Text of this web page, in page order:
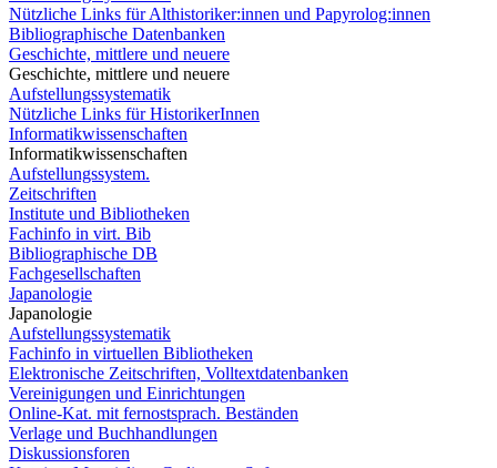
Nützliche Links für Althistoriker:innen und Papyrolog:innen
Bibliographische Datenbanken
Geschichte, mittlere und neuere
Geschichte, mittlere und neuere
Aufstellungssystematik
Nützliche Links für HistorikerInnen
Informatikwissenschaften
Informatikwissenschaften
Aufstellungssystem.
Zeitschriften
Institute und Bibliotheken
Fachinfo in virt. Bib
Bibliographische DB
Fachgesellschaften
Japanologie
Japanologie
Aufstellungssystematik
Fachinfo in virtuellen Bibliotheken
Elektronische Zeitschriften, Volltextdatenbanken
Vereinigungen und Einrichtungen
Online-Kat. mit fernostsprach. Beständen
Verlage und Buchhandlungen
Diskussionsforen